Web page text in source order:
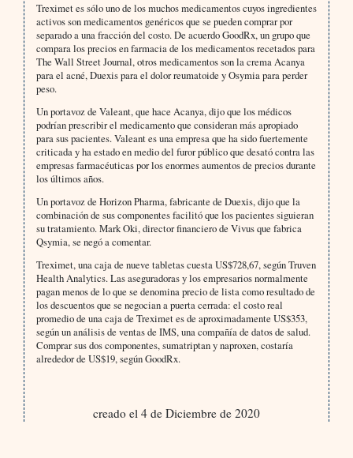
Treximet es sólo uno de los muchos medicamentos cuyos ingredientes
activos son medicamentos genéricos que se pueden comprar por
separado a una fracción del costo. De acuerdo GoodRx, un grupo que
compara los precios en farmacia de los medicamentos recetados para
The Wall Street Journal, otros medicamentos son la crema Acanya
para el acné, Duexis para el dolor reumatoide y Osymia para perder
peso.
Un portavoz de Valeant, que hace Acanya, dijo que los médicos
podrían prescribir el medicamento que consideran más apropiado
para sus pacientes. Valeant es una empresa que ha sido fuertemente
criticada y ha estado en medio del furor público que desató contra las
empresas farmacéuticas por los enormes aumentos de precios durante
los últimos años.
Un portavoz de Horizon Pharma, fabricante de Duexis, dijo que la
combinación de sus componentes facilitó que los pacientes siguieran
su tratamiento. Mark Oki, director financiero de Vivus que fabrica
Qsymia, se negó a comentar.
Treximet, una caja de nueve tabletas cuesta US$728,67, según Truven
Health Analytics. Las aseguradoras y los empresarios normalmente
pagan menos de lo que se denomina precio de lista como resultado de
los descuentos que se negocian a puerta cerrada: el costo real
promedio de una caja de Treximet es de aproximadamente US$353,
según un análisis de ventas de IMS, una compañía de datos de salud.
Comprar sus dos componentes, sumatriptan y naproxen, costaría
alrededor de US$19, según GoodRx.
creado el 4 de Diciembre de 2020